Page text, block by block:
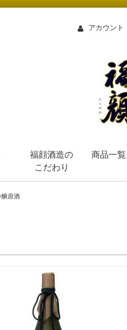
アカウント
福顔酒造の
こだわり
商品一覧
醸原酒